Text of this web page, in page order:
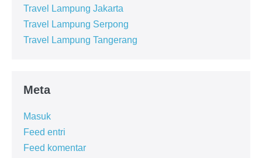
Travel Lampung Jakarta
Travel Lampung Serpong
Travel Lampung Tangerang
Meta
Masuk
Feed entri
Feed komentar